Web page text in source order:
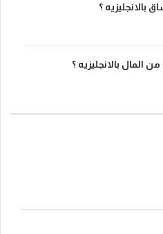
بالانجليزيه ؟
بالانجليزيه ؟